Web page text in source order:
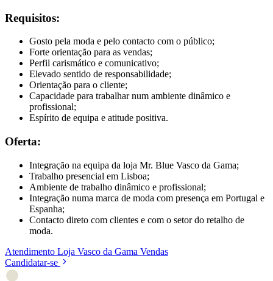
Requisitos:
Gosto pela moda e pelo contacto com o público;
Forte orientação para as vendas;
Perfil carismático e comunicativo;
Elevado sentido de responsabilidade;
Orientação para o cliente;
Capacidade para trabalhar num ambiente dinâmico e
profissional;
Espírito de equipa e atitude positiva.
Oferta:
Integração na equipa da loja Mr. Blue Vasco da Gama;
Trabalho presencial em Lisboa;
Ambiente de trabalho dinâmico e profissional;
Integração numa marca de moda com presença em Portugal e
Espanha;
Contacto direto com clientes e com o setor do retalho de
moda.
Atendimento Loja Vasco da Gama Vendas
Candidatar-se